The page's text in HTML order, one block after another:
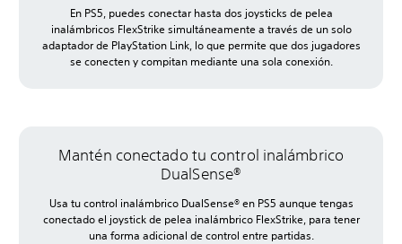
En PS5, puedes conectar hasta dos joysticks de pelea
inalámbricos FlexStrike simultáneamente a través de un solo
adaptador de PlayStation Link, lo que permite que dos jugadores
se conecten y compitan mediante una sola conexión.
Mantén conectado tu control inalámbrico
DualSense®
Usa tu control inalámbrico DualSense® en PS5 aunque tengas
conectado el joystick de pelea inalámbrico FlexStrike, para tener
una forma adicional de control entre partidas.